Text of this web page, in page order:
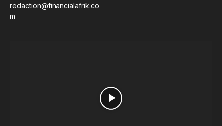
redaction@financialafrik.co
m